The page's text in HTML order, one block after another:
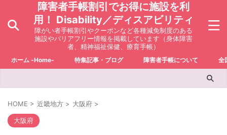
障害者手帳割引でお得に施設を利
用！ Disability／ディスアビリティ
障がい者手帳割引やクーポンなど各種減免制度のある
施設やバリアフリー情報を掲載しています（身体障害
者、精神福祉保健、療育手帳）
ホーム -Home- 特集記事・ブログ 障害者手帳について 全
HOME > 近畿地方 > 大阪府 >
大阪府